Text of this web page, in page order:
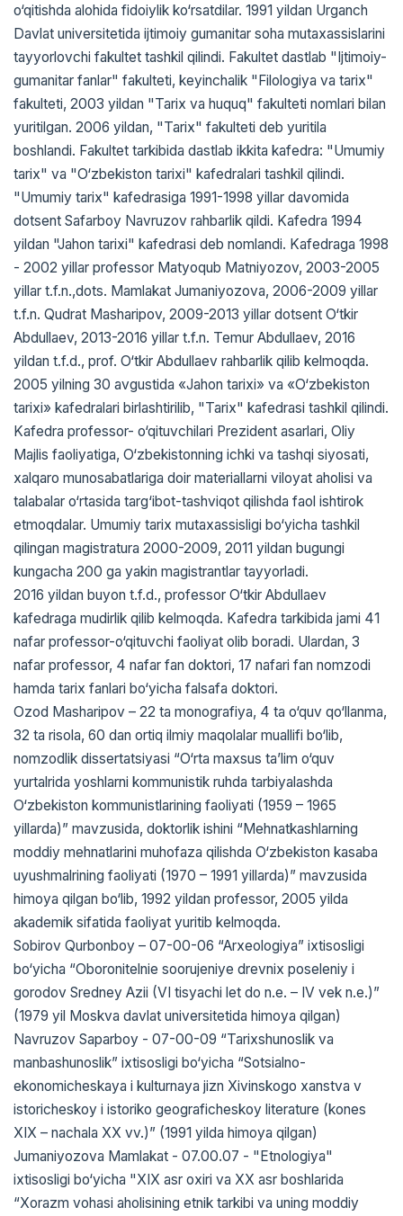
o‘qitishda alohida fidoiylik ko‘rsatdilar. 1991 yildan Urganch
Davlat universitetida ijtimoiy gumanitar soha mutaxassislarini
tayyorlovchi fakultet tashkil qilindi. Fakultet dastlab "Ijtimoiy-
gumanitar fanlar" fakulteti, keyinchalik "Filologiya va tarix"
fakulteti, 2003 yildan "Tarix va huquq" fakulteti nomlari bilan
yuritilgan. 2006 yildan, "Tarix" fakulteti deb yuritila
boshlandi. Fakultet tarkibida dastlab ikkita kafedra: "Umumiy
tarix" va "O‘zbekiston tarixi" kafedralari tashkil qilindi.
"Umumiy tarix" kafedrasiga 1991-1998 yillar davomida
dotsent Safarboy Navruzov rahbarlik qildi. Kafedra 1994
yildan "Jahon tarixi" kafedrasi deb nomlandi. Kafedraga 1998
- 2002 yillar professor Matyoqub Matniyozov, 2003-2005
yillar t.f.n.,dots. Mamlakat Jumaniyozova, 2006-2009 yillar
t.f.n. Qudrat Masharipov, 2009-2013 yillar dotsent O‘tkir
Abdullaev, 2013-2016 yillar t.f.n. Temur Abdullaev, 2016
yildan t.f.d., prof. O‘tkir Abdullaev rahbarlik qilib kelmoqda.
2005 yilning 30 avgustida «Jahon tarixi» va «O‘zbekiston
tarixi» kafedralari birlashtirilib, "Tarix" kafedrasi tashkil qilindi.
Kafedra professor- o‘qituvchilari Prezident asarlari, Oliy
Majlis faoliyatiga, O‘zbekistonning ichki va tashqi siyosati,
xalqaro munosabatlariga doir materiallarni viloyat aholisi va
talabalar o‘rtasida targ‘ibot-tashviqot qilishda faol ishtirok
etmoqdalar. Umumiy tarix mutaxassisligi bo‘yicha tashkil
qilingan magistratura 2000-2009, 2011 yildan bugungi
kungacha 200 ga yakin magistrantlar tayyorladi.
2016 yildan buyon t.f.d., professor O‘tkir Abdullaev
kafedraga mudirlik qilib kelmoqda. Kafedra tarkibida jami 41
nafar professor-o‘qituvchi faoliyat olib boradi. Ulardan, 3
nafar professor, 4 nafar fan doktori, 17 nafari fan nomzodi
hamda tarix fanlari bo‘yicha falsafa doktori.
Ozod Masharipov – 22 ta monografiya, 4 ta o‘quv qo‘llanma,
32 ta risola, 60 dan ortiq ilmiy maqolalar muallifi bo‘lib,
nomzodlik dissertatsiyasi “O‘rta maxsus ta’lim o‘quv
yurtalrida yoshlarni kommunistik ruhda tarbiyalashda
O‘zbekiston kommunistlarining faoliyati (1959 – 1965
yillarda)” mavzusida, doktorlik ishini “Mehnatkashlarning
moddiy mehnatlarini muhofaza qilishda O‘zbekiston kasaba
uyushmalrining faoliyati (1970 – 1991 yillarda)” mavzusida
himoya qilgan bo‘lib, 1992 yildan professor, 2005 yilda
akademik sifatida faoliyat yuritib kelmoqda.
Sobirov Qurbonboy – 07-00-06 “Arxeologiya” ixtisosligi
bo‘yicha “Oboronitelnie soorujeniye drevnix poseleniy i
gorodov Sredney Azii (VI tisyachi let do n.e. – IV vek n.e.)”
(1979 yil Moskva davlat universitetida himoya qilgan)
Navruzov Saparboy - 07-00-09 “Tarixshunoslik va
manbashunoslik” ixtisosligi bo‘yicha “Sotsialno-
ekonomicheskaya i kulturnaya jizn Xivinskogo xanstva v
istoricheskoy i istoriko geograficheskoy literature (kones
XIX – nachala XX vv.)” (1991 yilda himoya qilgan)
Jumaniyozova Mamlakat - 07.00.07 - "Etnologiya"
ixtisosligi bo‘yicha "XIX asr oxiri va XX asr boshlarida
“Xorazm vohasi aholisining etnik tarkibi va uning moddiy